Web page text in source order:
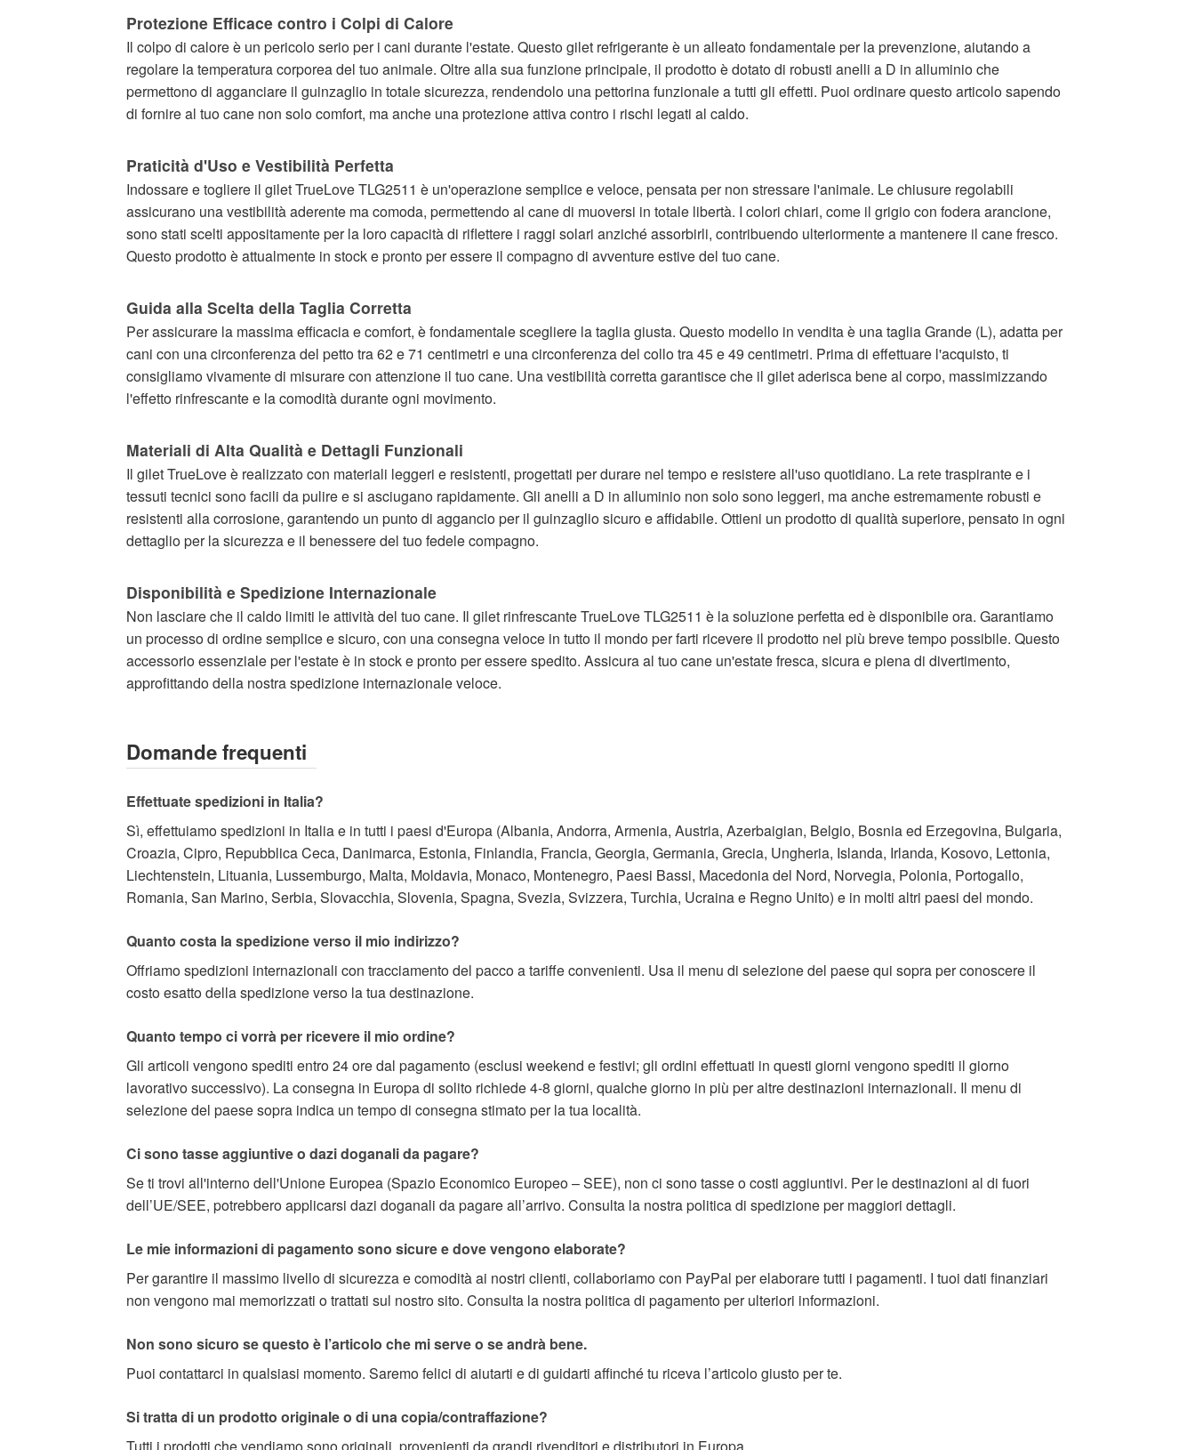
Protezione Efficace contro i Colpi di Calore
Il colpo di calore è un pericolo serio per i cani durante l'estate. Questo gilet refrigerante è un alleato fondamentale per la prevenzione, aiutando a
regolare la temperatura corporea del tuo animale. Oltre alla sua funzione principale, il prodotto è dotato di robusti anelli a D in alluminio che
permettono di agganciare il guinzaglio in totale sicurezza, rendendolo una pettorina funzionale a tutti gli effetti. Puoi ordinare questo articolo sapendo
di fornire al tuo cane non solo comfort, ma anche una protezione attiva contro i rischi legati al caldo.
Praticità d'Uso e Vestibilità Perfetta
Indossare e togliere il gilet TrueLove TLG2511 è un'operazione semplice e veloce, pensata per non stressare l'animale. Le chiusure regolabili
assicurano una vestibilità aderente ma comoda, permettendo al cane di muoversi in totale libertà. I colori chiari, come il grigio con fodera arancione,
sono stati scelti appositamente per la loro capacità di riflettere i raggi solari anziché assorbirli, contribuendo ulteriormente a mantenere il cane fresco.
Questo prodotto è attualmente in stock e pronto per essere il compagno di avventure estive del tuo cane.
Guida alla Scelta della Taglia Corretta
Per assicurare la massima efficacia e comfort, è fondamentale scegliere la taglia giusta. Questo modello in vendita è una taglia Grande (L), adatta per
cani con una circonferenza del petto tra 62 e 71 centimetri e una circonferenza del collo tra 45 e 49 centimetri. Prima di effettuare l'acquisto, ti
consigliamo vivamente di misurare con attenzione il tuo cane. Una vestibilità corretta garantisce che il gilet aderisca bene al corpo, massimizzando
l'effetto rinfrescante e la comodità durante ogni movimento.
Materiali di Alta Qualità e Dettagli Funzionali
Il gilet TrueLove è realizzato con materiali leggeri e resistenti, progettati per durare nel tempo e resistere all'uso quotidiano. La rete traspirante e i
tessuti tecnici sono facili da pulire e si asciugano rapidamente. Gli anelli a D in alluminio non solo sono leggeri, ma anche estremamente robusti e
resistenti alla corrosione, garantendo un punto di aggancio per il guinzaglio sicuro e affidabile. Ottieni un prodotto di qualità superiore, pensato in ogni
dettaglio per la sicurezza e il benessere del tuo fedele compagno.
Disponibilità e Spedizione Internazionale
Non lasciare che il caldo limiti le attività del tuo cane. Il gilet rinfrescante TrueLove TLG2511 è la soluzione perfetta ed è disponibile ora. Garantiamo
un processo di ordine semplice e sicuro, con una consegna veloce in tutto il mondo per farti ricevere il prodotto nel più breve tempo possibile. Questo
accessorio essenziale per l'estate è in stock e pronto per essere spedito. Assicura al tuo cane un'estate fresca, sicura e piena di divertimento,
approfittando della nostra spedizione internazionale veloce.
Domande frequenti
Effettuate spedizioni in Italia?
Sì, effettuiamo spedizioni in Italia e in tutti i paesi d'Europa (Albania, Andorra, Armenia, Austria, Azerbaigian, Belgio, Bosnia ed Erzegovina, Bulgaria,
Croazia, Cipro, Repubblica Ceca, Danimarca, Estonia, Finlandia, Francia, Georgia, Germania, Grecia, Ungheria, Islanda, Irlanda, Kosovo, Lettonia,
Liechtenstein, Lituania, Lussemburgo, Malta, Moldavia, Monaco, Montenegro, Paesi Bassi, Macedonia del Nord, Norvegia, Polonia, Portogallo,
Romania, San Marino, Serbia, Slovacchia, Slovenia, Spagna, Svezia, Svizzera, Turchia, Ucraina e Regno Unito) e in molti altri paesi del mondo.
Quanto costa la spedizione verso il mio indirizzo?
Offriamo spedizioni internazionali con tracciamento del pacco a tariffe convenienti. Usa il menu di selezione del paese qui sopra per conoscere il
costo esatto della spedizione verso la tua destinazione.
Quanto tempo ci vorrà per ricevere il mio ordine?
Gli articoli vengono spediti entro 24 ore dal pagamento (esclusi weekend e festivi; gli ordini effettuati in questi giorni vengono spediti il giorno
lavorativo successivo). La consegna in Europa di solito richiede 4-8 giorni, qualche giorno in più per altre destinazioni internazionali. Il menu di
selezione del paese sopra indica un tempo di consegna stimato per la tua località.
Ci sono tasse aggiuntive o dazi doganali da pagare?
Se ti trovi all'interno dell'Unione Europea (Spazio Economico Europeo – SEE), non ci sono tasse o costi aggiuntivi. Per le destinazioni al di fuori
dell’UE/SEE, potrebbero applicarsi dazi doganali da pagare all’arrivo. Consulta la nostra politica di spedizione per maggiori dettagli.
Le mie informazioni di pagamento sono sicure e dove vengono elaborate?
Per garantire il massimo livello di sicurezza e comodità ai nostri clienti, collaboriamo con PayPal per elaborare tutti i pagamenti. I tuoi dati finanziari
non vengono mai memorizzati o trattati sul nostro sito. Consulta la nostra politica di pagamento per ulteriori informazioni.
Non sono sicuro se questo è l’articolo che mi serve o se andrà bene.
Puoi contattarci in qualsiasi momento. Saremo felici di aiutarti e di guidarti affinché tu riceva l’articolo giusto per te.
Si tratta di un prodotto originale o di una copia/contraffazione?